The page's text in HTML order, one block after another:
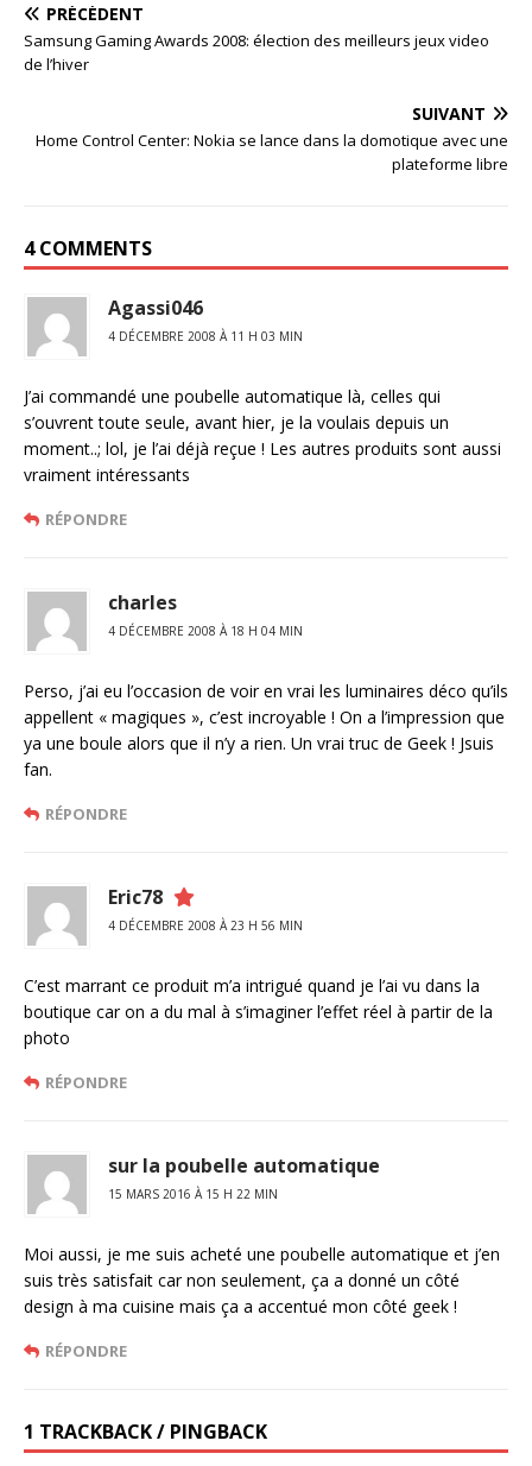
PRÉCÉDENT
Samsung Gaming Awards 2008: élection des meilleurs jeux video
de l’hiver
SUIVANT
Home Control Center: Nokia se lance dans la domotique avec une
plateforme libre
4 COMMENTS
Agassi046
4 DÉCEMBRE 2008 À 11 H 03 MIN
J’ai commandé une poubelle automatique là, celles qui
s’ouvrent toute seule, avant hier, je la voulais depuis un
moment..; lol, je l’ai déjà reçue ! Les autres produits sont aussi
vraiment intéressants
RÉPONDRE
charles
4 DÉCEMBRE 2008 À 18 H 04 MIN
Perso, j’ai eu l’occasion de voir en vrai les luminaires déco qu’ils
appellent « magiques », c’est incroyable ! On a l’impression que
ya une boule alors que il n’y a rien. Un vrai truc de Geek ! Jsuis
fan.
RÉPONDRE
Eric78
4 DÉCEMBRE 2008 À 23 H 56 MIN
C’est marrant ce produit m’a intrigué quand je l’ai vu dans la
boutique car on a du mal à s’imaginer l’effet réel à partir de la
photo
RÉPONDRE
sur la poubelle automatique
15 MARS 2016 À 15 H 22 MIN
Moi aussi, je me suis acheté une poubelle automatique et j’en
suis très satisfait car non seulement, ça a donné un côté
design à ma cuisine mais ça a accentué mon côté geek !
RÉPONDRE
1 TRACKBACK / PINGBACK